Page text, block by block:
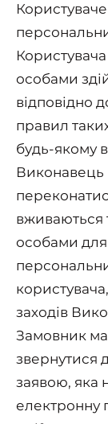
особами
відповідно
правил
будь-якому
Виконавець
вживаються
особами для
заходів
Замовник
звернутися
заявою, яка
електронну